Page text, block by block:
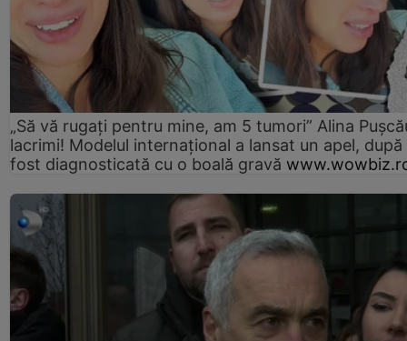
„Să vă rugați pentru mine, am 5 tumori” Alina
lacrimi! Modelul internațional a lansat un apel, după
fost diagnosticată cu o boală gravă